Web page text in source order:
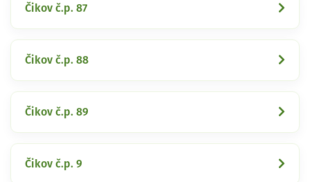
Čikov č.p. 87
Čikov č.p. 88
Čikov č.p. 89
Čikov č.p. 9